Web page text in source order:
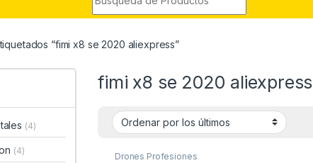
“fimi x8 se 2020 aliexpress”
fimi x8 se 2020 aliexpress
Drones Profesiones
(4)
(4)